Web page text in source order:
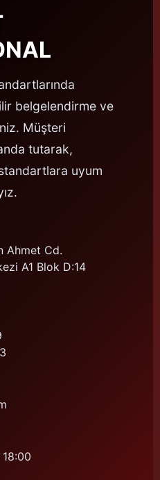
belgelendirme ve
Müşteri
tutarak,
uyum
Ahmet Cd.
A1 Blok D:14